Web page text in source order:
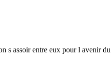
s assoir entre eux pour l avenir